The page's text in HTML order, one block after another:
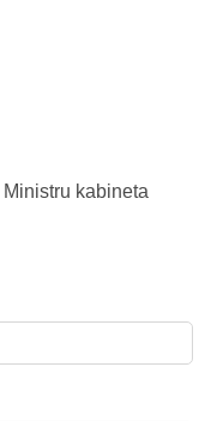
kabineta